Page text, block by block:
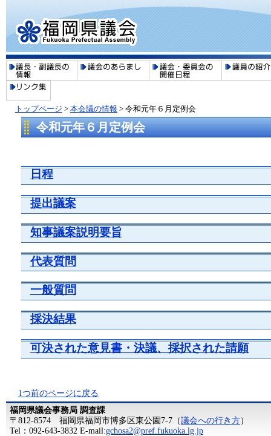
トップページ > 本会議の情報 > 令和元年６月定例会
令和元年６月定例会
日程
提出議案
知事議案説明要旨
代表質問
一般質問
採決結果
可決された意見書・決議、採択された請願
1つ前のページに戻る
福岡県議会事務局 調査課
〒812-8574 福岡県福岡市博多区東公園7-7（議会への行き方）
Tel：092-643-3832 E-mail:gchosa2@pref.fukuoka.lg.jp